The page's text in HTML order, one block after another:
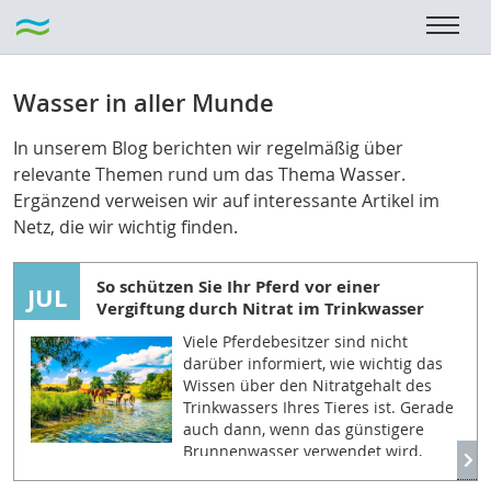
Wasser in aller Munde
In unserem Blog berichten wir regelmäßig über
relevante Themen rund um das Thema Wasser.
Ergänzend verweisen wir auf interessante Artikel im
Netz, die wir wichtig finden.
JUL
So schützen Sie Ihr Pferd vor einer
Vergiftung durch Nitrat im Trinkwasser
Viele Pferdebesitzer sind nicht
darüber informiert, wie wichtig das
Wissen über den Nitratgehalt des
Trinkwassers Ihres Tieres ist. Gerade
auch dann, wenn das günstigere
Brunnenwasser verwendet wird,